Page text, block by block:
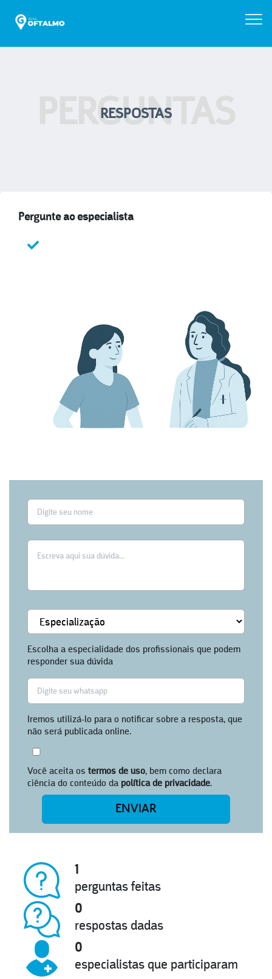
PERGUNTAS
RESPOSTAS
Pergunte ao especialista
Escolha a especialidade dos profissionais que podem
responder sua dúvida
Iremos utilizá-lo para o notificar sobre a resposta, que
não será publicada online.
Você aceita os termos de uso, bem como declara
ciência do conteúdo da política de privacidade.
ENVIAR
1
perguntas feitas
0
respostas dadas
0
especialistas que participaram